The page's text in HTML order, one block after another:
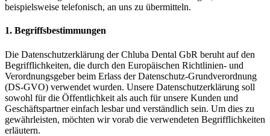
beispielsweise telefonisch, an uns zu übermitteln.
1. Begriffsbestimmungen
Die Datenschutzerklärung der Chluba Dental GbR beruht auf den
Begrifflichkeiten, die durch den Europäischen Richtlinien- und
Verordnungsgeber beim Erlass der Datenschutz-Grundverordnung
(DS-GVO) verwendet wurden. Unsere Datenschutzerklärung soll
sowohl für die Öffentlichkeit als auch für unsere Kunden und
Geschäftspartner einfach lesbar und verständlich sein. Um dies zu
gewährleisten, möchten wir vorab die verwendeten Begrifflichkeiten
erläutern.